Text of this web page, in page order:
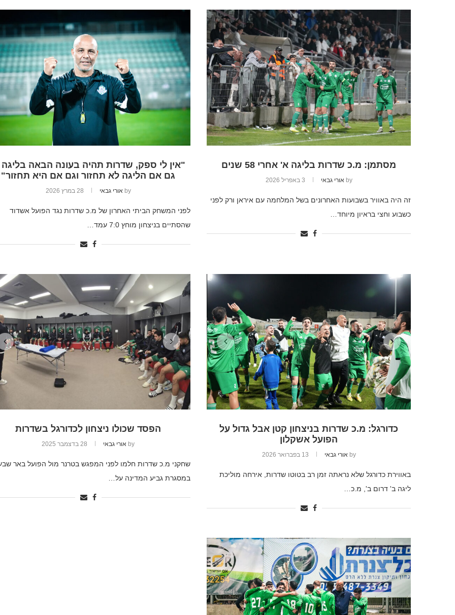
מסתמן: מ.כ שדרות בליגה א' אחרי 58 שנים
by אורי גבאי 3 באפריל 2026
זה היה באוויר בשבועות האחרונים בשל המלחמה עם איראן ורק לפני
כשבוע וחצי בראיון מיוחד…
"אין לי ספק, שדרות תהיה בעונה הבאה
גם אם הליגה לא תחזור וגם אם היא תחזור"
by אורי גבאי 28 במרץ 2026
לפני המשחק הביתי האחרון של מ.כ שדרות נגד הפועל אשדוד
שהסתיים בניצחון מוחץ 7:0 עמד…
כדורגל: מ.כ שדרות בניצחון קטן אבל גדול על
הפועל אשקלון
by אורי גבאי 13 בפברואר 2026
באווירת כדורגל שלא נראתה זמן רב בטוטו שדרות, אירחה מוליכת
ליגה ב' דרום ב', מ.כ…
הפסד שכולו ניצחון לכדורגל בשדרות
by אורי גבאי 28 בדצמבר 2025
שחקני מ.כ שדרות חלמו לפני המפגש בטרנר מול הפועל באר
במסגרת גביע המדינה על…